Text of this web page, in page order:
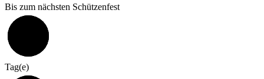
Bis zum nächsten Schützenfest
Tag(e)